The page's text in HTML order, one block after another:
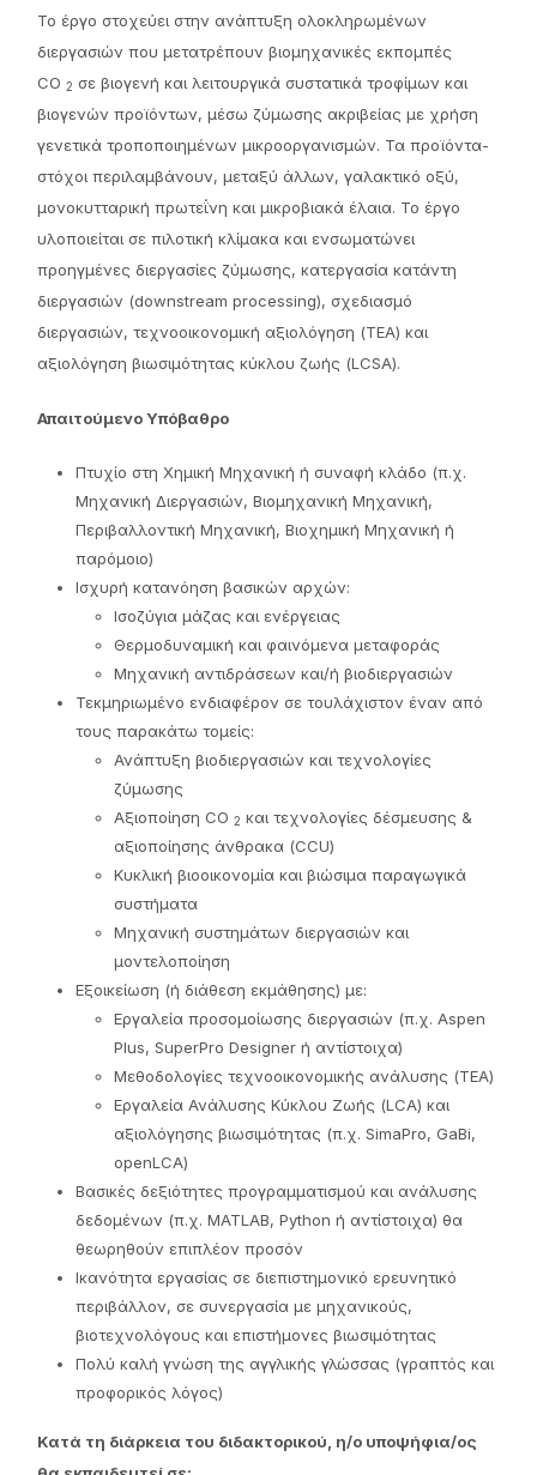
Το έργο στοχεύει στην ανάπτυξη ολοκληρωμένων
διεργασιών που μετατρέπουν βιομηχανικές εκπομπές
CO 2 σε βιογενή και λειτουργικά συστατικά τροφίμων και
βιογενών προϊόντων, μέσω ζύμωσης ακριβείας με χρήση
γενετικά τροποποιημένων μικροοργανισμών. Τα προϊόντα-
στόχοι περιλαμβάνουν, μεταξύ άλλων, γαλακτικό οξύ,
μονοκυτταρική πρωτεΐνη και μικροβιακά έλαια. Το έργο
υλοποιείται σε πιλοτική κλίμακα και ενσωματώνει
προηγμένες διεργασίες ζύμωσης, κατεργασία κατάντη
διεργασιών (downstream processing), σχεδιασμό
διεργασιών, τεχνοοικονομική αξιολόγηση (TEA) και
αξιολόγηση βιωσιμότητας κύκλου ζωής (LCSA).
Απαιτούμενο Υπόβαθρο
Πτυχίο στη Χημική Μηχανική ή συναφή κλάδο (π.χ.
Μηχανική Διεργασιών, Βιομηχανική Μηχανική,
Περιβαλλοντική Μηχανική, Βιοχημική Μηχανική ή
παρόμοιο)
Ισχυρή κατανόηση βασικών αρχών:
Ισοζύγια μάζας και ενέργειας
Θερμοδυναμική και φαινόμενα μεταφοράς
Μηχανική αντιδράσεων και/ή βιοδιεργασιών
Τεκμηριωμένο ενδιαφέρον σε τουλάχιστον έναν από
τους παρακάτω τομείς:
Ανάπτυξη βιοδιεργασιών και τεχνολογίες
ζύμωσης
Αξιοποίηση CO 2 και τεχνολογίες δέσμευσης &
αξιοποίησης άνθρακα (CCU)
Κυκλική βιοοικονομία και βιώσιμα παραγωγικά
συστήματα
Μηχανική συστημάτων διεργασιών και
μοντελοποίηση
Εξοικείωση (ή διάθεση εκμάθησης) με:
Εργαλεία προσομοίωσης διεργασιών (π.χ. Aspen
Plus, SuperPro Designer ή αντίστοιχα)
Μεθοδολογίες τεχνοοικονομικής ανάλυσης (TEA)
Εργαλεία Ανάλυσης Κύκλου Ζωής (LCA) και
αξιολόγησης βιωσιμότητας (π.χ. SimaPro, GaBi,
openLCA)
Βασικές δεξιότητες προγραμματισμού και ανάλυσης
δεδομένων (π.χ. MATLAB, Python ή αντίστοιχα) θα
θεωρηθούν επιπλέον προσόν
Ικανότητα εργασίας σε διεπιστημονικό ερευνητικό
περιβάλλον, σε συνεργασία με μηχανικούς,
βιοτεχνολόγους και επιστήμονες βιωσιμότητας
Πολύ καλή γνώση της αγγλικής γλώσσας (γραπτός και
προφορικός λόγος)
Κατά τη διάρκεια του διδακτορικού, η/ο υποψήφια/ος